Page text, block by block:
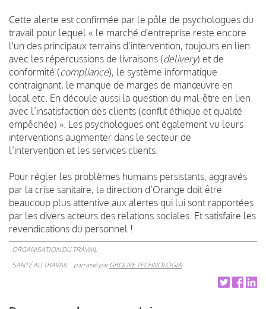
Cette alerte est confirmée par le pôle de psychologues du
travail pour lequel « le marché d'entreprise reste encore
l'un des principaux terrains d’intervention, toujours en lien
avec les répercussions de livraisons (delivery) et de
conformité (compliance), le système informatique
contraignant, le manque de marges de manœuvre en
local etc. En découle aussi la question du mal-être en lien
avec l’insatisfaction des clients (conflit éthique et qualité
empêchée) ». Les psychologues ont également vu leurs
interventions augmenter dans le secteur de
l’intervention et les services clients.
Pour régler les problèmes humains persistants, aggravés
par la crise sanitaire, la direction d’Orange doit être
beaucoup plus attentive aux alertes qui lui sont rapportées
par les divers acteurs des relations sociales. Et satisfaire les
revendications du personnel !
ORGANISATION DU TRAVAIL
SANTÉ AU TRAVAIL
parrainé parGROUPE TECHNOLOGIA